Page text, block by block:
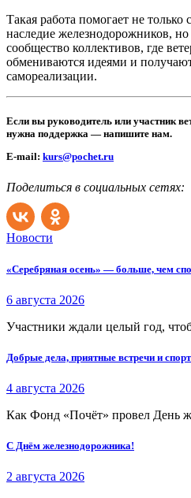
Такая работа помогает не только
наследие железнодорожников, но
сообщество коллективов, где
обмениваются идеями и
самореализации.
Если вы руководитель или участник
нужна поддержка — напишите нам.
E-mail: kurs@pochet.ru
Поделиться в социальных сетях:
Новости
«Серебряная осень» — больше, чем
6 августа 2026
Участники ждали целый год,
Добрые дела, приятные встречи и
4 августа 2026
Как Фонд «Почёт» провел День
С Днём железнодорожника!
2 августа 2026